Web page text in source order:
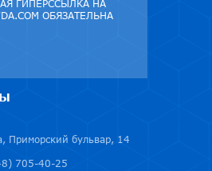
ГИПЕРССЫЛКА НА
ОБЯЗАТЕЛЬНА
Приморский бульвар, 14
705-40-25